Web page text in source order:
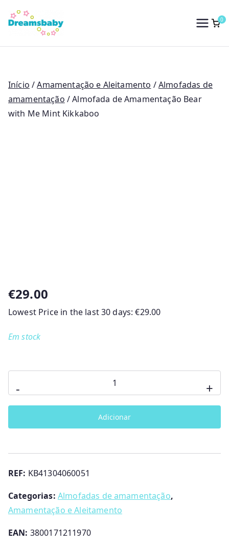
para
conteúdo
Dreams Baby
0
Início /Amamentação e Aleitamento /Almofadas de
amamentação / Almofada de Amamentação Bear
with Me Mint Kikkaboo
€29.00
Lowest Price in the last 30 days:€29.00
Em stock
-
de
Almofada
Me
Mint
Kikkaboo
+
Adicionar
REF: KB41304060051
Categorias: Almofadas de amamentação,
Amamentação e Aleitamento
EAN: 3800171211970